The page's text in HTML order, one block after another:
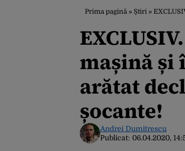
Prima pagină » Știri »
mașină și
arătat
șocante!
Andrei Dumitrescu
Publicat: 06.04.2020,